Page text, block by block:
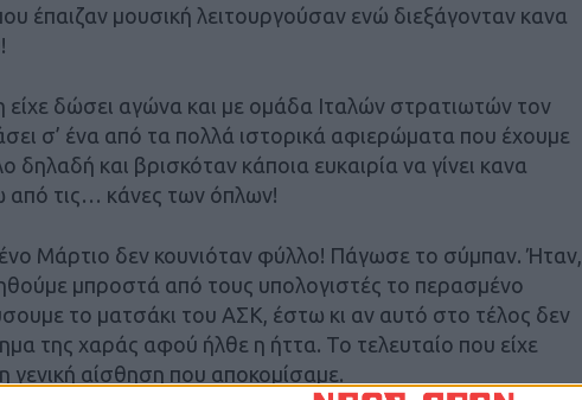
έπαιζαν μουσική λειτουργούσαν ενώ διεξάγονταν κανα
δώσει αγώνα και με ομάδα Ιταλών στρατιωτών τον
σ’ ένα από τα πολλά ιστορικά αφιερώματα που έχουμε
δηλαδή και βρισκόταν κάποια ευκαιρία να γίνει κανα
από τις… κάνες των όπλων!
Μάρτιο δεν κουνιόταν φύλλο! Πάγωσε το σύμπαν. Ήταν,
μπροστά από τους υπολογιστές το περασμένο
το ματσάκι του ΑΣΚ, έστω κι αν αυτό στο τέλος δεν
της χαράς αφού ήλθε η ήττα. Το τελευταίο που είχε
γενική αίσθηση που αποκομίσαμε.